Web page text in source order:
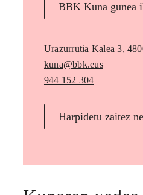
BBK Kuna gunea
Urazurrutia Kalea 3,
kuna@bbk.eus
944 152 304
Harpidetu zaitez